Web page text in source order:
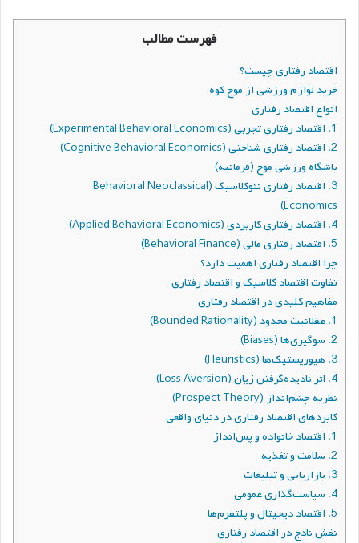
فهرست مطالب
اقتصاد رفتاری چیست؟
خرید لوازم ورزشی از موج کوه
انواع اقتصاد رفتاری
1. اقتصاد رفتاری تجربی (Experimental Behavioral Economics)
2. اقتصاد رفتاری شناختی (Cognitive Behavioral Economics)
باشگاه ورزشی موج (فرمانیه)
3. اقتصاد رفتاری نئوکلاسیک (Behavioral Neoclassical
Economics)
4. اقتصاد رفتاری کاربردی (Applied Behavioral Economics)
5. اقتصاد رفتاری مالی (Behavioral Finance)
چرا اقتصاد رفتاری اهمیت دارد؟
تفاوت اقتصاد کلاسیک و اقتصاد رفتاری
مفاهیم کلیدی در اقتصاد رفتاری
1. عقلانیت محدود (Bounded Rationality)
2. سوگیری‌ها (Biases)
3. هیوریستیک‌ها (Heuristics)
4. اثر نادیده‌گرفتن زیان (Loss Aversion)
نظریه چشم‌انداز (Prospect Theory)
کابردهای اقتصاد رفتاری در دنیای واقعی
1. اقتصاد خانواده و پس‌انداز
2. سلامت و تغذیه
3. بازاریابی و تبلیغات
4. سیاست‌گذاری عمومی
5. اقتصاد دیجیتال و پلتفرم‌ها
نقش نادج در اقتصاد رفتاری